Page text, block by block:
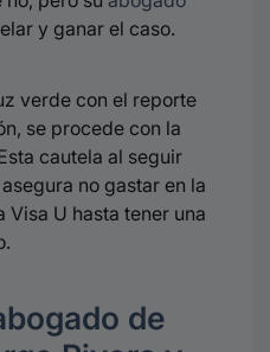
y ganar el caso.
verde con el reporte
se procede con la
cautela al seguir
no gastar en la
U hasta tener una
.
de